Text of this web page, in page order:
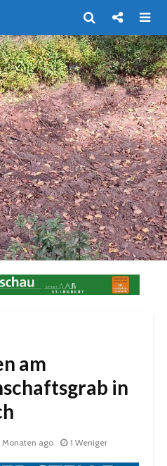
am
in
Monaten ago 1 Weniger